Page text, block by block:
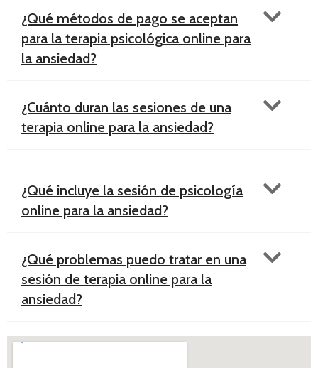
¿Qué métodos de pago se aceptan
para la terapia psicológica online para
la ansiedad?
¿Cuánto duran las sesiones de una
terapia online para la ansiedad?
¿Qué incluye la sesión de psicología
online para la ansiedad?
¿Qué problemas puedo tratar en una
sesión de terapia online para la
ansiedad?